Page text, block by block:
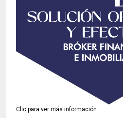
Clic para ver más información